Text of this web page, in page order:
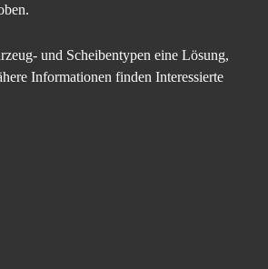
und Scheibentypen eine Lösung,
Informationen finden Interessierte